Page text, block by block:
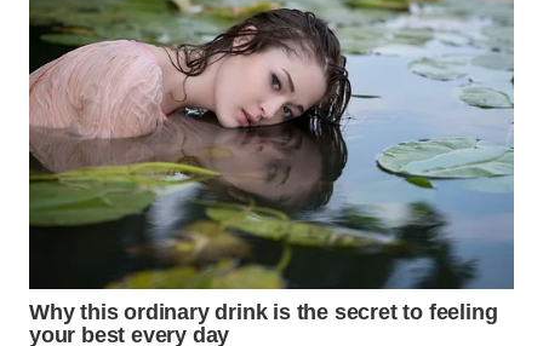
LIKUPANG
WN
LABUANBAJO
WN
BORNEO
Group